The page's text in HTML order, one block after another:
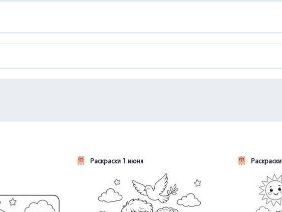
Раскраски 1 июня